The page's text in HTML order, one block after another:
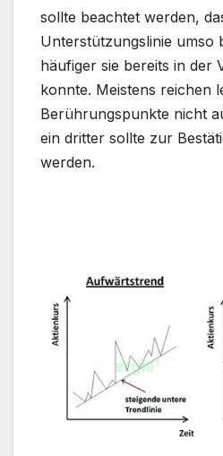
sollte beachtet werden,
Unterstützungslinie umso
häufiger sie bereits in der
konnte. Meistens reichen
Berührungspunkte nicht
ein dritter sollte zur
werden.